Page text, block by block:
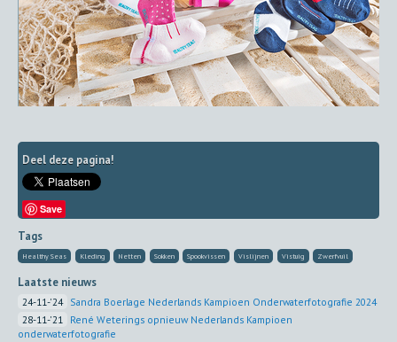
Deel deze pagina!
Save
Tags
Healthy Seas Kleding Netten Sokken Spookvissen Vislijnen Vistuig Zwerfvuil
Laatste nieuws
24-11-'24 Sandra Boerlage Nederlands Kampioen Onderwaterfotografie 2024
28-11-'21 René Weterings opnieuw Nederlands Kampioen
onderwaterfotografie